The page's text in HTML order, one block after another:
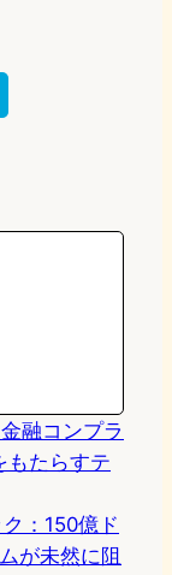
e
融コンプラ
もたらすテ
：150億ド
が未然に阻